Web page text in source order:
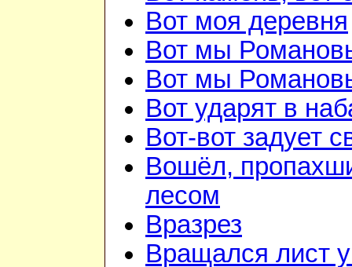
Вот моя деревня
Вот мы
Вот мы
Вот ударят в
Вот-вот задует
Вошёл,
лесом
Вразрез
Вращался лист